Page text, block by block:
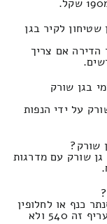
לקיר בגן
הדירה אם צריך
בגן שורק
על ידי הנפות
שורק?
גן שורק עם מדרגות
כנף או לחלופין
קיר בסביבת גן שורק כולל שירותי הנפה התעריף זה 540 ולא